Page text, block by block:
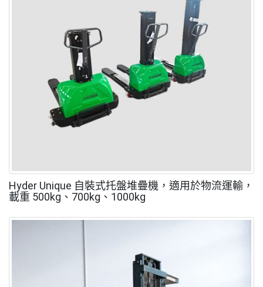
Hyder Unique 自裝式托盤堆疊機，適用於物流運輸，
載重 500kg、700kg、1000kg